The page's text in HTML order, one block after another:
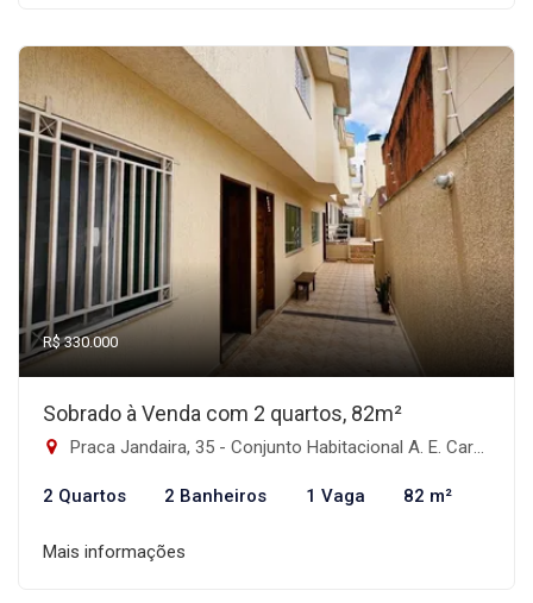
R$ 330.000
Sobrado à Venda com 2 quartos, 82m²
Praca Jandaira, 35 - Conjunto Habitacional A. E. Carvalho, São Paulo-SP
2 Quartos 2 Banheiros 1 Vaga 82 m²
Mais informações